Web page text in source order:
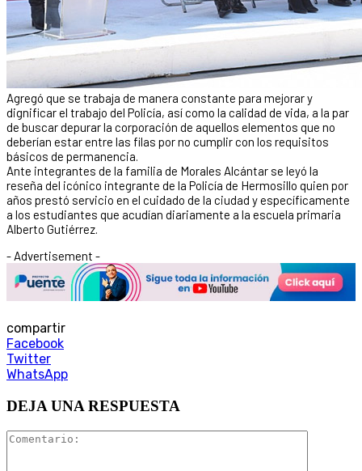
Agregó que se trabaja de manera constante para mejorar y
dignificar el trabajo del Policía, así como la calidad de vida, a la par
de buscar depurar la corporación de aquellos elementos que no
deberían estar entre las filas por no cumplir con los requisitos
básicos de permanencia.
Ante integrantes de la familia de Morales Alcántar se leyó la
reseña del icónico integrante de la Policía de Hermosillo quien por
años prestó servicio en el cuidado de la ciudad y específicamente
a los estudiantes que acudían diariamente a la escuela primaria
Alberto Gutiérrez.
- Advertisement -
compartir
Facebook
Twitter
WhatsApp
DEJA UNA RESPUESTA